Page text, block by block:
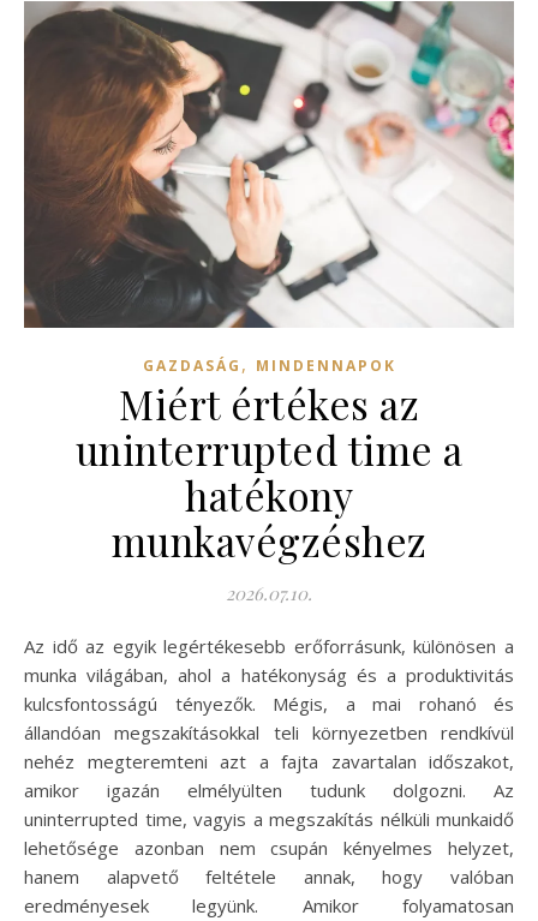
GAZDASÁG , MINDENNAPOK
Miért értékes az
uninterrupted time a
hatékony
munkavégzéshez
2026.07.10.
Az idő az egyik legértékesebb erőforrásunk, különösen a
munka világában, ahol a hatékonyság és a produktivitás
kulcsfontosságú tényezők. Mégis, a mai rohanó és
állandóan megszakításokkal teli környezetben rendkívül
nehéz megteremteni azt a fajta zavartalan időszakot,
amikor igazán elmélyülten tudunk dolgozni. Az
uninterrupted time, vagyis a megszakítás nélküli munkaidő
lehetősége azonban nem csupán kényelmes helyzet,
hanem alapvető feltétele annak, hogy valóban
eredményesek legyünk. Amikor folyamatosan